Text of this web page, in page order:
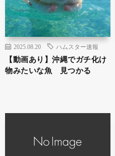
2025.08.20 ハムスター速報
【動画あり】沖縄でガチ化け
物みたいな魚 見つかる